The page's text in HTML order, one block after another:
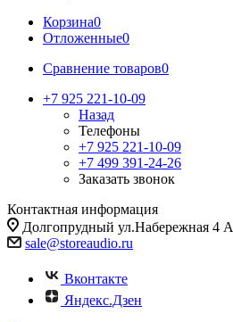
Корзина0
Отложенные0
Сравнение товаров0
+7 925 221-10-09
Назад
Телефоны
+7 925 221-10-09
+7 499 391-24-26
Заказать звонок
Контактная информация
Долгопрудный ул.Набережная 4 А
sale@storeaudio.ru
Вконтакте
Яндекс.Дзен